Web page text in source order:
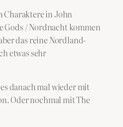
in John
Gods / Nordnacht kommen
das reine Nordland-
etwas sehr
danach mal wieder mit
Oder nochmal mit The